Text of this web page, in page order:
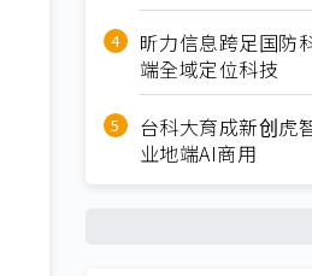
昕力信息跨足国防
端全域定位科技
台科大育成新创虎
业地端AI商用